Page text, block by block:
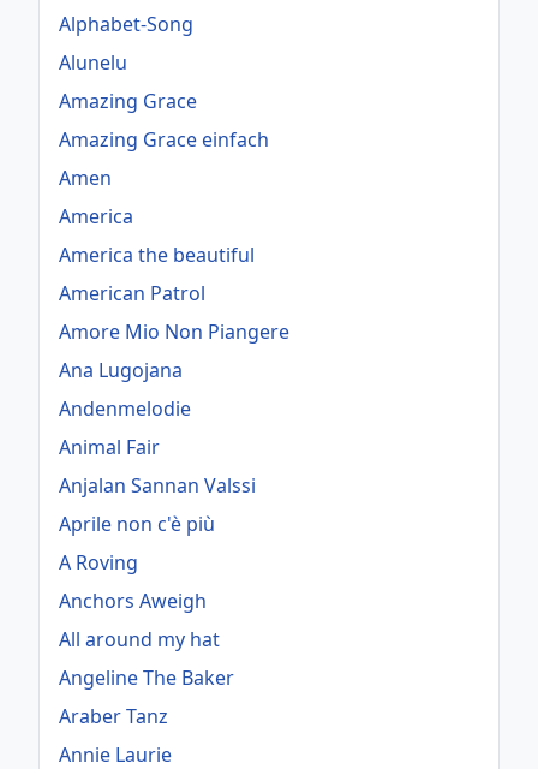
Alphabet-Song
Alunelu
Amazing Grace
Amazing Grace einfach
Amen
America
America the beautiful
American Patrol
Amore Mio Non Piangere
Ana Lugojana
Andenmelodie
Animal Fair
Anjalan Sannan Valssi
Aprile non c'è più
A Roving
Anchors Aweigh
All around my hat
Angeline The Baker
Araber Tanz
Annie Laurie